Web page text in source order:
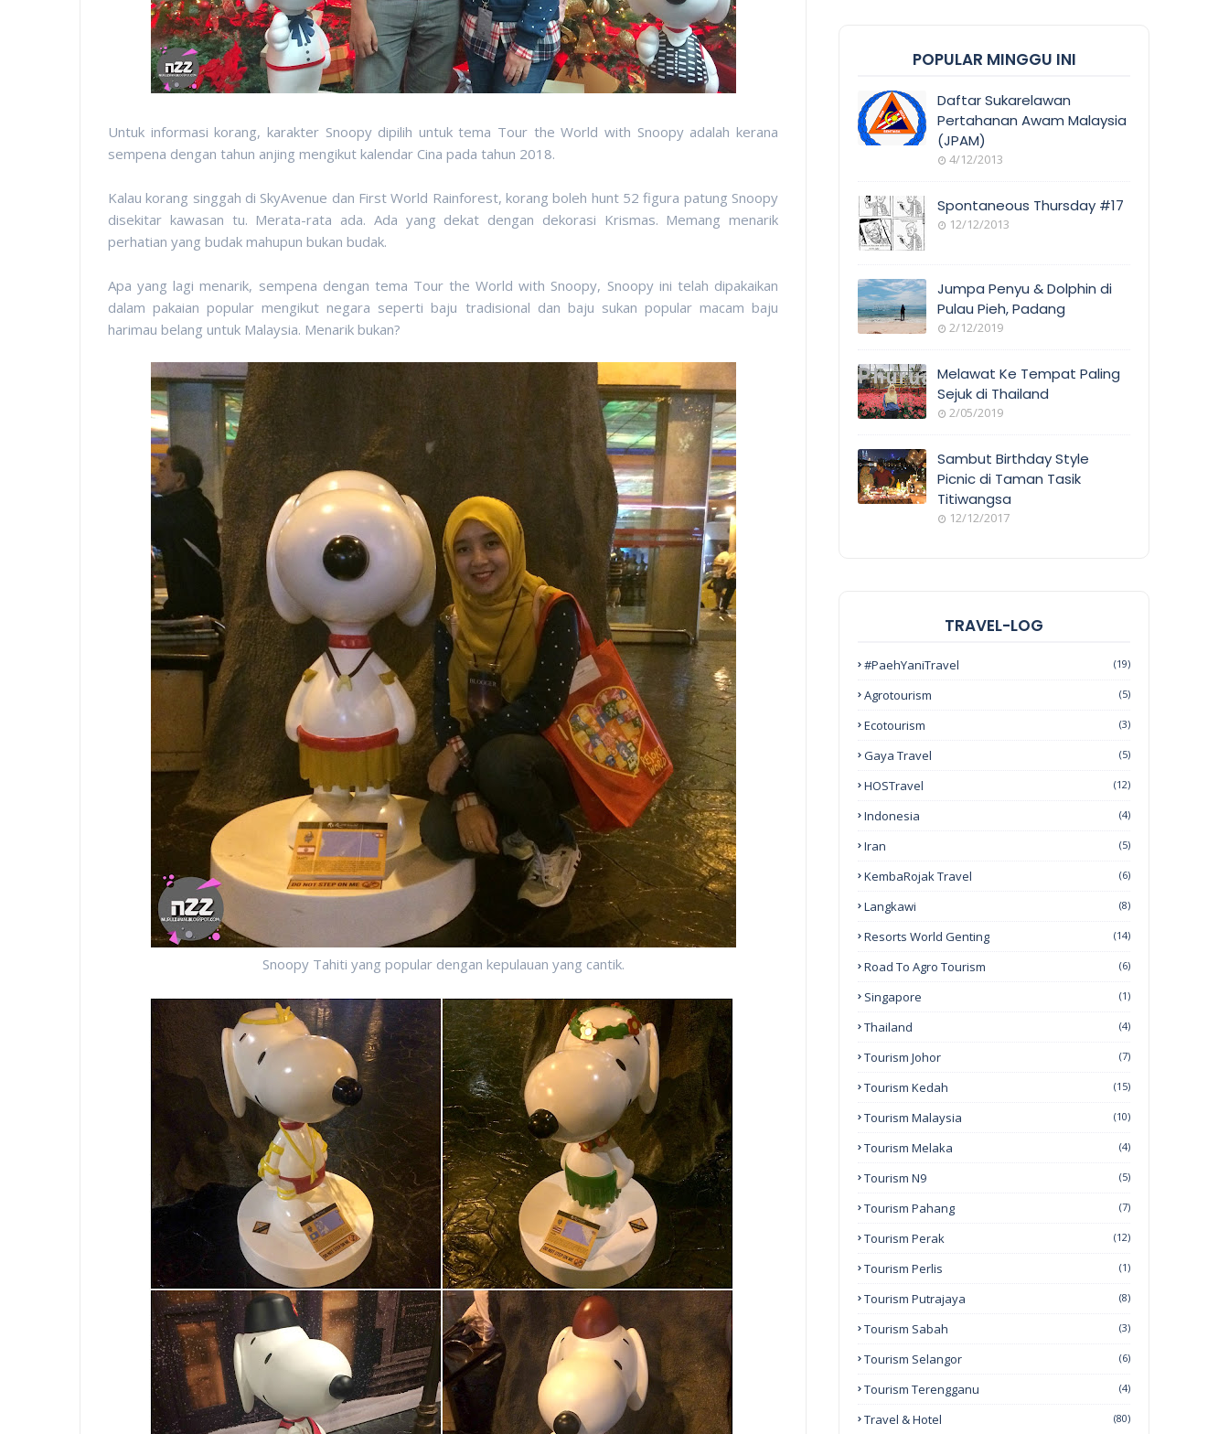
Untuk informasi korang, karakter Snoopy dipilih untuk tema Tour the World with Snoopy adalah kerana
sempena dengan tahun anjing mengikut kalendar Cina pada tahun 2018.
Kalau korang singgah di SkyAvenue dan First World Rainforest, korang boleh hunt 52 figura patung Snoopy
disekitar kawasan tu. Merata-rata ada. Ada yang dekat dengan dekorasi Krismas. Memang menarik
perhatian yang budak mahupun bukan budak.
Apa yang lagi menarik, sempena dengan tema Tour the World with Snoopy, Snoopy ini telah dipakaikan
dalam pakaian popular mengikut negara seperti baju tradisional dan baju sukan popular macam baju
harimau belang untuk Malaysia. Menarik bukan?
Snoopy Tahiti yang popular dengan kepulauan yang cantik.
POPULAR MINGGU INI
Daftar Sukarelawan
Pertahanan Awam Malaysia
(JPAM)
4/12/2013
Spontaneous Thursday #17
12/12/2013
Jumpa Penyu & Dolphin di
Pulau Pieh, Padang
2/12/2019
Melawat Ke Tempat Paling
Sejuk di Thailand
2/05/2019
Sambut Birthday Style
Picnic di Taman Tasik
Titiwangsa
12/12/2017
TRAVEL-LOG
#PaehYaniTravel (19)
Agrotourism (5)
Ecotourism (3)
Gaya Travel (5)
HOSTravel (12)
Indonesia (4)
Iran (5)
KembaRojak Travel (6)
Langkawi (8)
Resorts World Genting (14)
Road To Agro Tourism (6)
Singapore (1)
Thailand (4)
Tourism Johor (7)
Tourism Kedah (15)
Tourism Malaysia (10)
Tourism Melaka (4)
Tourism N9 (5)
Tourism Pahang (7)
Tourism Perak (12)
Tourism Perlis (1)
Tourism Putrajaya (8)
Tourism Sabah (3)
Tourism Selangor (6)
Tourism Terengganu (4)
Travel & Hotel (80)